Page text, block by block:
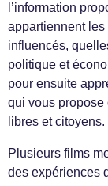
l’information
appartiennent
influencés,
politique et
pour ensuite
qui vous
libres et citoyens.
Plusieurs films
des expériences